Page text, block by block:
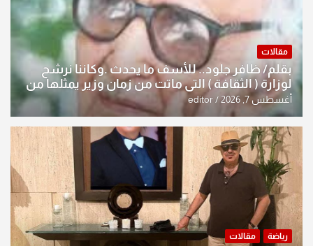
مقالات
بقلم/ ظافر جلود.. للأسف ما يحدث .وكاننا نرشح
لوزارة ( الثقافة ) التي ماتت من زمان وزير يمثلها من
النخبة والإرث العظيم للثقافة العراقية..
أغسطس 7, 2026 editor
رياضة مقالات